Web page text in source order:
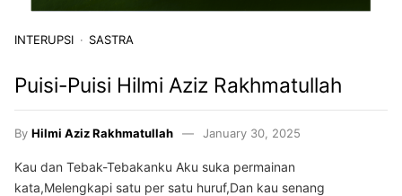
INTERUPSI SASTRA
Puisi-Puisi Hilmi Aziz Rakhmatullah
By Hilmi Aziz Rakhmatullah January 30, 2025
Kau dan Tebak-Tebakanku Aku suka permainan
kata,Melengkapi satu per satu huruf,Dan kau senang